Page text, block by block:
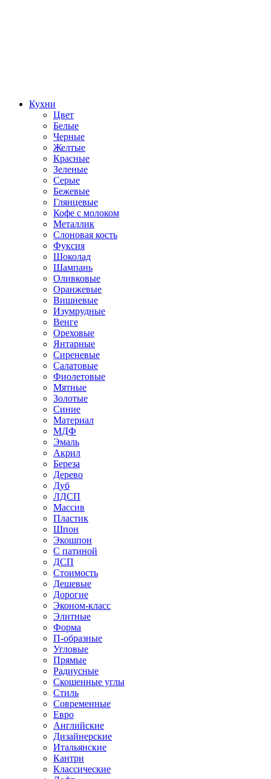
Кухни
Цвет
Белые
Черные
Желтые
Красные
Зеленые
Серые
Бежевые
Глянцевые
Кофе с молоком
Металлик
Слоновая кость
Фуксия
Шоколад
Шампань
Оливковые
Оранжевые
Вишневые
Изумрудные
Венге
Ореховые
Янтарные
Сиреневые
Салатовые
Фиолетовые
Мятные
Золотые
Синие
Материал
МДФ
Эмаль
Акрил
Береза
Дерево
Дуб
ЛДСП
Массив
Пластик
Шпон
Экошпон
С патиной
ДСП
Стоимость
Дешевые
Дорогие
Эконом-класс
Элитные
Форма
П-образные
Угловые
Прямые
Радиусные
Скошенные углы
Стиль
Современные
Евро
Английские
Дизайнерские
Итальянские
Кантри
Классические